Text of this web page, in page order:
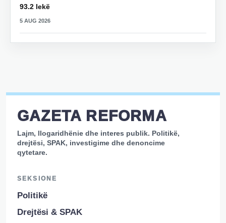
93.2 lekë
5 AUG 2026
GAZETA REFORMA
Lajm, llogaridhënie dhe interes publik. Politikë,
drejtësi, SPAK, investigime dhe denoncime
qytetare.
SEKSIONE
Politikë
Drejtësi & SPAK